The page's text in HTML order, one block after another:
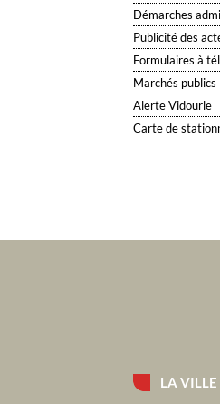
Démarches
Publicité des
Formulaires à
Marchés publics
Alerte Vidourle
Carte de
LA VILLE